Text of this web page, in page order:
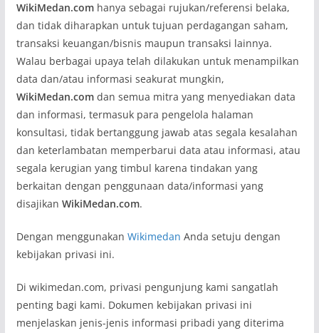
WikiMedan.comhanya sebagai rujukan/referensi belaka,
dan tidak diharapkan untuk tujuan perdagangan saham,
transaksi keuangan/bisnis maupun transaksi lainnya.
Walau berbagai upaya telah dilakukan untuk menampilkan
data dan/atau informasi seakurat mungkin,
WikiMedan.comdan semua mitra yang menyediakan data
dan informasi, termasuk para pengelola halaman
konsultasi, tidak bertanggung jawab atas segala kesalahan
dan keterlambatan memperbarui data atau informasi, atau
segala kerugian yang timbul karena tindakan yang
berkaitan dengan penggunaan data/informasi yang
disajikan WikiMedan.com.
Dengan menggunakan Wikimedan Anda setuju dengan
kebijakan privasi ini.
Di wikimedan.com, privasi pengunjung kami sangatlah
penting bagi kami. Dokumen kebijakan privasi ini
menjelaskan jenis-jenis informasi pribadi yang diterima